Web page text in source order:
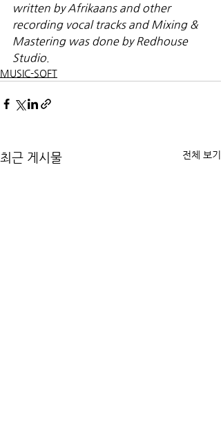
written by Afrikaans and other
recording vocal tracks and Mixing &
Mastering was done by Redhouse
Studio.
MUSIC-SOFT
최근 게시물 전체 보기